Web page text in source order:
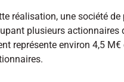
réalisation, une société
plusieurs actionnaires
représente environ 4,5